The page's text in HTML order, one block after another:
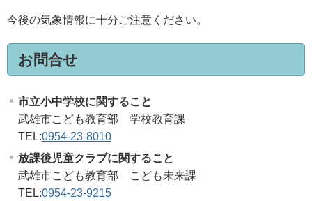
今後の気象情報に十分ご注意ください。
お問合せ
市立小中学校に関すること
武雄市こども教育部 学校教育課
TEL:0954-23-8010
放課後児童クラブに関すること
武雄市こども教育部 こども未来課
TEL:0954-23-9215